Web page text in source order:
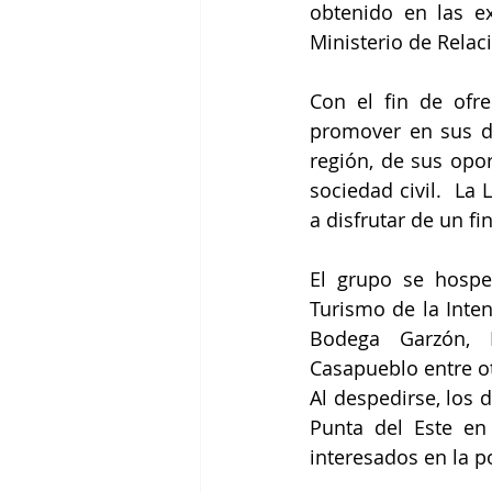
obtenido en las
Ministerio de
Con el fin de
promover en sus
región, de sus
sociedad civil.  La
a disfrutar de un
El grupo se
Turismo de la
Bodega Garzón,
Casapueblo entre
Al despedirse, los
Punta del Este
interesados en la